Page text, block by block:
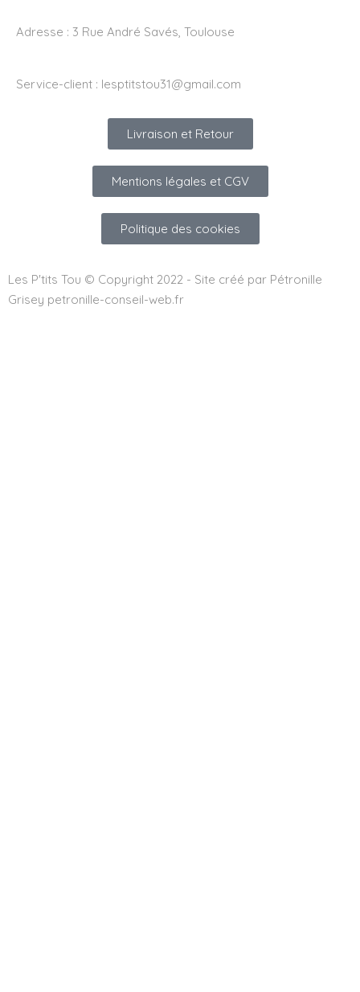
Adresse : 3 Rue André Savés, Toulouse
Service-client : lesptitstou31@gmail.com
Livraison et Retour
Mentions légales et CGV
Politique des cookies
Les P'tits Tou © Copyright 2022 - Site créé par Pétronille
Grisey petronille-conseil-web.fr